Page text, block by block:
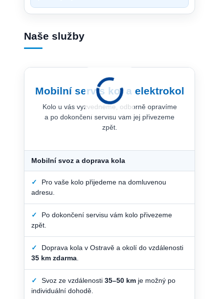
Naše služby
Mobilní servis kol a elektrokol
Kolo u vás vyzvedneme, odborně opravíme
a po dokončení servisu vám jej přivezeme
zpět.
Mobilní svoz a doprava kola
✓
Pro vaše kolo přijedeme na domluvenou
adresu.
✓
Po dokončení servisu vám kolo přivezeme
zpět.
✓
Doprava kola v Ostravě a okolí do vzdálenosti
35 km zdarma
✓ Svoz ze vzdálenosti 35–50 km je možný po
individuální dohodě.